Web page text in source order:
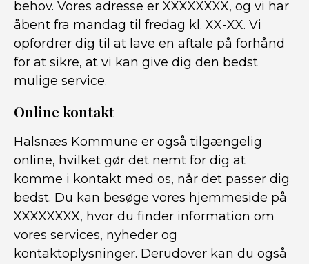
behov. Vores adresse er XXXXXXXX, og vi har
åbent fra mandag til fredag kl. XX-XX. Vi
opfordrer dig til at lave en aftale på forhånd
for at sikre, at vi kan give dig den bedst
mulige service.
Online kontakt
Halsnæs Kommune er også tilgængelig
online, hvilket gør det nemt for dig at
komme i kontakt med os, når det passer dig
bedst. Du kan besøge vores hjemmeside på
XXXXXXXX, hvor du finder information om
vores services, nyheder og
kontaktoplysninger. Derudover kan du også